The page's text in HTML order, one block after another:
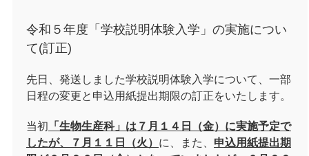
令和５年度「学校説明体験入学」の実施につい
て(訂正)
先日、発送しました学校説明体験入学について、一部
日程の変更と申込用紙提出期限の訂正をいたします。
当初 「生物生産科」は７月１４日（金）に実施予定で
したが、７月１１日（火） に、また、 申込用紙提出期